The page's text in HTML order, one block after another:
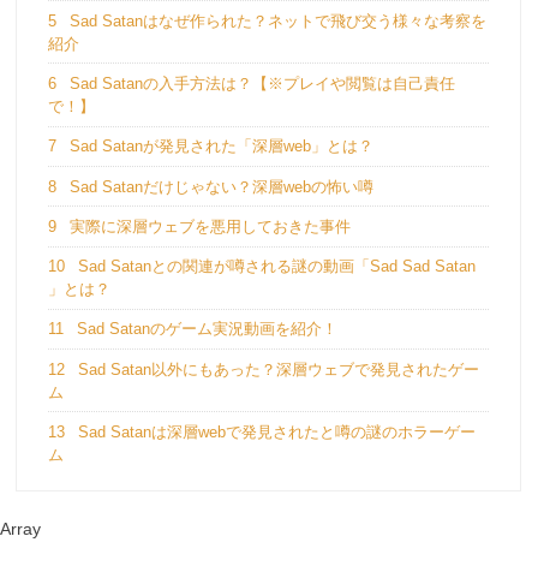
5
Sad Satanはなぜ作られた？ネットで飛び交う様々な考察を
紹介
6
Sad Satanの入手方法は？【※プレイや閲覧は自己責任
で！】
7 Sad Satanが発見された「深層web」とは？
8 Sad Satanだけじゃない？深層webの怖い噂
9 実際に深層ウェブを悪用しておきた事件
10
Sad Satanとの関連が噂される謎の動画「Sad Sad Satan
」とは？
11 Sad Satanのゲーム実況動画を紹介！
12
Sad Satan以外にもあった？深層ウェブで発見されたゲー
ム
13
Sad Satanは深層webで発見されたと噂の謎のホラーゲー
ム
Array